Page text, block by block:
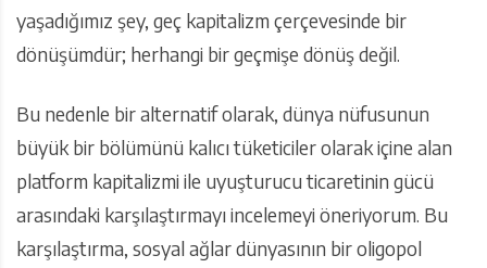
yaşadığımız şey, geç kapitalizm çerçevesinde bir
dönüşümdür; herhangi bir geçmişe dönüş değil.
Bu nedenle bir alternatif olarak, dünya nüfusunun
büyük bir bölümünü kalıcı tüketiciler olarak içine alan
platform kapitalizmi ile uyuşturucu ticaretinin gücü
arasındaki karşılaştırmayı incelemeyi öneriyorum. Bu
karşılaştırma, sosyal ağlar dünyasının bir oligopol